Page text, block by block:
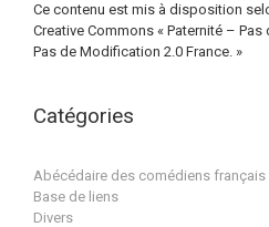
Ce contenu est mis à disposition
Creative Commons « Paternité –
Pas de Modification 2.0 France. »
Catégories
Abécédaire des comédiens français
Base de liens
Divers